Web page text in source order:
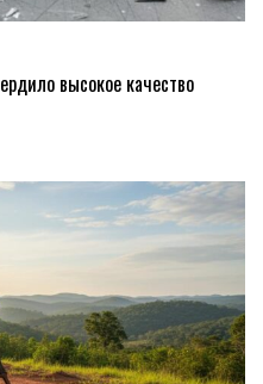
высокое качество